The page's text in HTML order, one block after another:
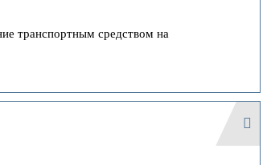
транспортным средством на